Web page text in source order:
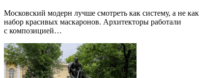
Московский модерн лучше смотреть как систему, а не как
набор красивых маскаронов. Архитекторы работали
с композицией…